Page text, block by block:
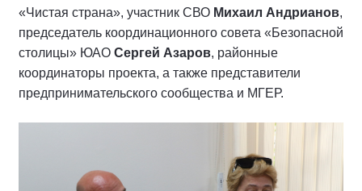
«Чистая страна», участник СВО Михаил Андрианов,
председатель координационного совета «Безопасной
столицы» ЮАО Сергей Азаров, районные
координаторы проекта, а также представители
предпринимательского сообщества и МГЕР.